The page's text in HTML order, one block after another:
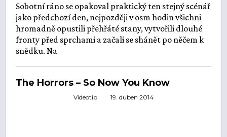
Sobotní ráno se opakoval praktický ten stejný scénář
jako předchozí den, nejpozději v osm hodin všichni
hromadně opustili přehřáté stany, vytvořili dlouhé
fronty před sprchami a začali se shánět po něčem k
snědku. Na
The Horrors – So Now You Know
Videotip 19. duben 2014